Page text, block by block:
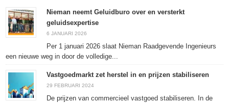
Nieman neemt Geluidburo over en versterkt
geluidsexpertise
6 JANUARI 2026
Per 1 januari 2026 slaat Nieman Raadgevende Ingenieurs
een nieuwe weg in door de volledige...
Vastgoedmarkt zet herstel in en prijzen stabiliseren
29 FEBRUARI 2024
De prijzen van commercieel vastgoed stabiliseren. In de